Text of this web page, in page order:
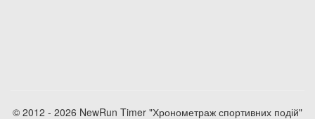
© 2012 - 2026 NewRun Timer "Хронометраж спортивних подій"